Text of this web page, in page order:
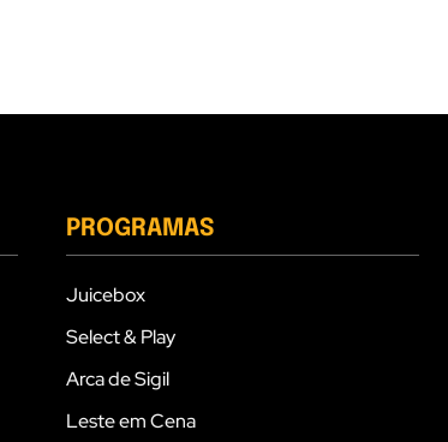
PROGRAMAS
Juicebox
Select & Play
Arca de Sigil
Leste em Cena